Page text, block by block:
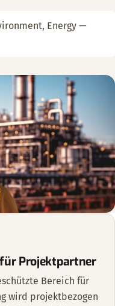
Energy —
Projektpartner
Bereich für
wird projektbezogen